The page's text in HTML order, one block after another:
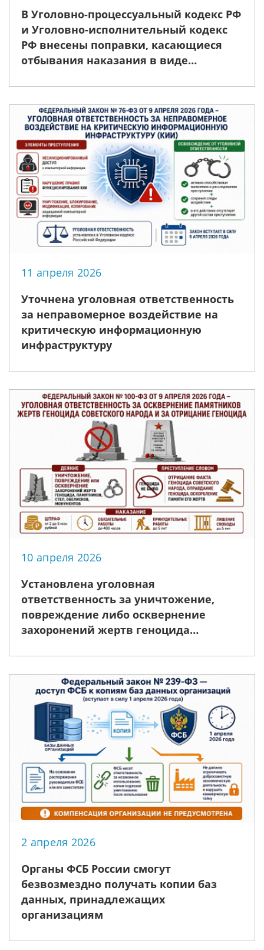
В Уголовно-процессуальный кодекс РФ
и Уголовно-исполнительный кодекс
РФ внесены поправки, касающиеся
отбывания наказания в виде
11 апреля 2026
Уточнена уголовная ответственность
за неправомерное воздействие на
критическую информационную
инфраструктуру
10 апреля 2026
Установлена уголовная
ответственность за уничтожение,
повреждение либо осквернение
захоронений жертв геноцида
2 апреля 2026
Органы ФСБ России смогут
безвозмездно получать копии баз
данных, принадлежащих
организациям